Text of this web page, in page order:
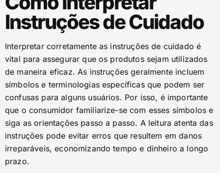
Instruções de Cuidado
Interpretar corretamente as instruções de cuidado é
vital para assegurar que os produtos sejam utilizados
de maneira eficaz. As instruções geralmente incluem
símbolos e terminologias específicas que podem ser
confusas para alguns usuários. Por isso, é importante
que o consumidor familiarize-se com esses símbolos e
siga as orientações passo a passo. A leitura atenta das
instruções pode evitar erros que resultem em danos
irreparáveis, economizando tempo e dinheiro a longo
prazo.